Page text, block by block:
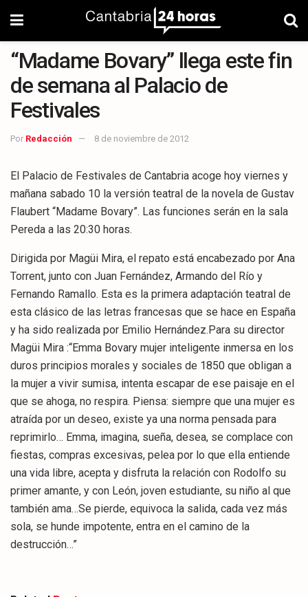
“Madame Bovary” llega este fin
de semana al Palacio de
Festivales
Por Redacción 8 de noviembre de 2012
El Palacio de Festivales de Cantabria acoge hoy viernes y
mañana sabado 10 la versión teatral de la novela de Gustav
Flaubert “Madame Bovary”. Las funciones serán en la sala
Pereda a las 20:30 horas.
Dirigida por Magüi Mira, el repato está encabezado por Ana
Torrent, junto con Juan Fernández, Armando del Río y
Fernando Ramallo. Esta es la primera adaptación teatral de
esta clásico de las letras francesas que se hace en España
y ha sido realizada por Emilio Hernández.Para su director
Magüi Mira :“Emma Bovary mujer inteligente inmersa en los
duros principios morales y sociales de 1850 que obligan a
la mujer a vivir sumisa, intenta escapar de ese paisaje en el
que se ahoga, no respira. Piensa: siempre que una mujer es
atraída por un deseo, existe ya una norma pensada para
reprimirlo… Emma, imagina, sueña, desea, se complace con
fiestas, compras excesivas, pelea por lo que ella entiende
una vida libre, acepta y disfruta la relación con Rodolfo su
primer amante, y con León, joven estudiante, su niño al que
también ama…Se pierde, equivoca la salida, cada vez más
sola, se hunde impotente, entra en el camino de la
destrucción…”